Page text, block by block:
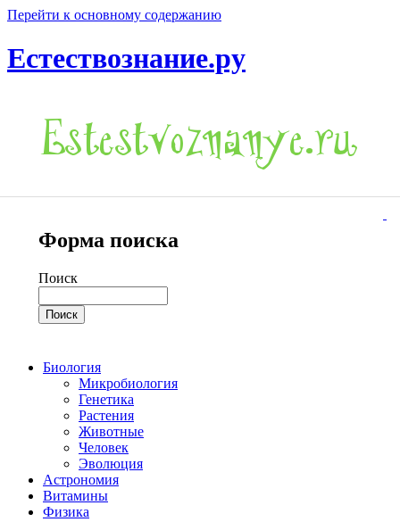
Перейти к основному содержанию
Естествознание.ру
Форма поиска
Поиск
Биология
Микробиология
Генетика
Растения
Животные
Человек
Эволюция
Астрономия
Витамины
Физика